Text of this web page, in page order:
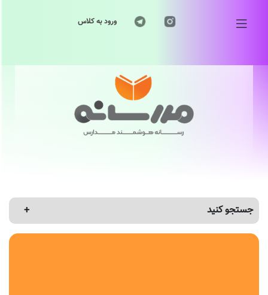
ورود به کلاس
جستجو کنید